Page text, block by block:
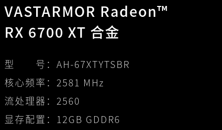
VASTARMOR Radeon™
RX 6700 XT 合金
型 号： AH-67XTYTSBR
核心频率： 2581 MHz
流处理器： 2560
显存配置： 12GB GDDR6